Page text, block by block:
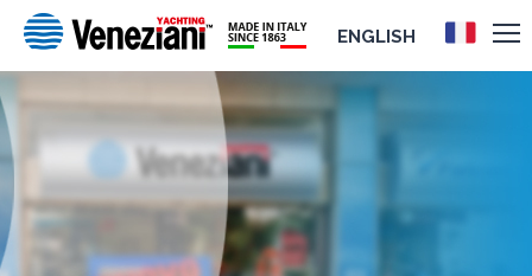
ENGLISH